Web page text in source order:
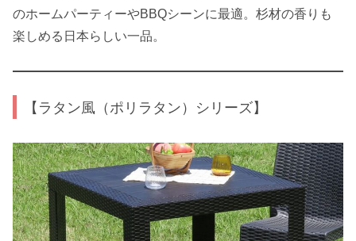
のホームパーティーやBBQシーンに最適。杉材の香りも
楽しめる日本らしい一品。
【ラタン風（ポリラタン）シリーズ】